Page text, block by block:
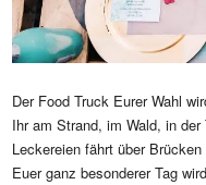
Der Food Truck Eurer Wahl
Ihr am Strand, im Wald, in
Leckereien fährt über
Euer ganz besonderer Tag